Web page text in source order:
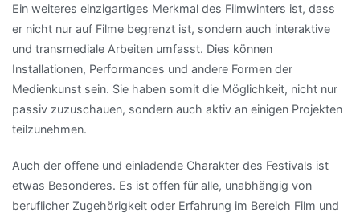
Ein weiteres einzigartiges Merkmal des Filmwinters ist, dass
er nicht nur auf Filme begrenzt ist, sondern auch interaktive
und transmediale Arbeiten umfasst. Dies können
Installationen, Performances und andere Formen der
Medienkunst sein. Sie haben somit die Möglichkeit, nicht nur
passiv zuzuschauen, sondern auch aktiv an einigen Projekten
teilzunehmen.
Auch der offene und einladende Charakter des Festivals ist
etwas Besonderes. Es ist offen für alle, unabhängig von
beruflicher Zugehörigkeit oder Erfahrung im Bereich Film und